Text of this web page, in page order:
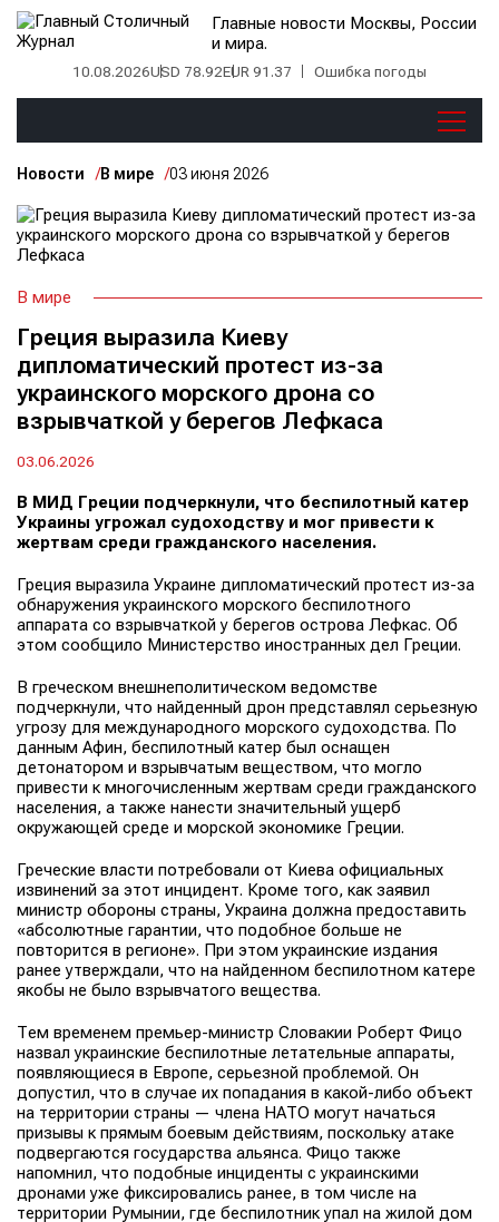
Главные новости Москвы, России
и мира.
10.08.2026USD 78.92EUR 91.37 Ошибка погоды
Новости В мире 03 июня 2026
В мире
Греция выразила Киеву
дипломатический протест из-за
украинского морского дрона со
взрывчаткой у берегов Лефкаса
03.06.2026
В МИД Греции подчеркнули, что беспилотный катер
Украины угрожал судоходству и мог привести к
жертвам среди гражданского населения.
Греция выразила Украине дипломатический протест из-за
обнаружения украинского морского беспилотного
аппарата со взрывчаткой у берегов острова Лефкас. Об
этом сообщило Министерство иностранных дел Греции.
В греческом внешнеполитическом ведомстве
подчеркнули, что найденный дрон представлял серьезную
угрозу для международного морского судоходства. По
данным Афин, беспилотный катер был оснащен
детонатором и взрывчатым веществом, что могло
привести к многочисленным жертвам среди гражданского
населения, а также нанести значительный ущерб
окружающей среде и морской экономике Греции.
Греческие власти потребовали от Киева официальных
извинений за этот инцидент. Кроме того, как заявил
министр обороны страны, Украина должна предоставить
«абсолютные гарантии, что подобное больше не
повторится в регионе». При этом украинские издания
ранее утверждали, что на найденном беспилотном катере
якобы не было взрывчатого вещества.
Тем временем премьер-министр Словакии Роберт Фицо
назвал украинские беспилотные летательные аппараты,
появляющиеся в Европе, серьезной проблемой. Он
допустил, что в случае их попадания в какой-либо объект
на территории страны — члена НАТО могут начаться
призывы к прямым боевым действиям, поскольку атаке
подвергаются государства альянса. Фицо также
напомнил, что подобные инциденты с украинскими
дронами уже фиксировались ранее, в том числе на
территории Румынии, где беспилотник упал на жилой дом